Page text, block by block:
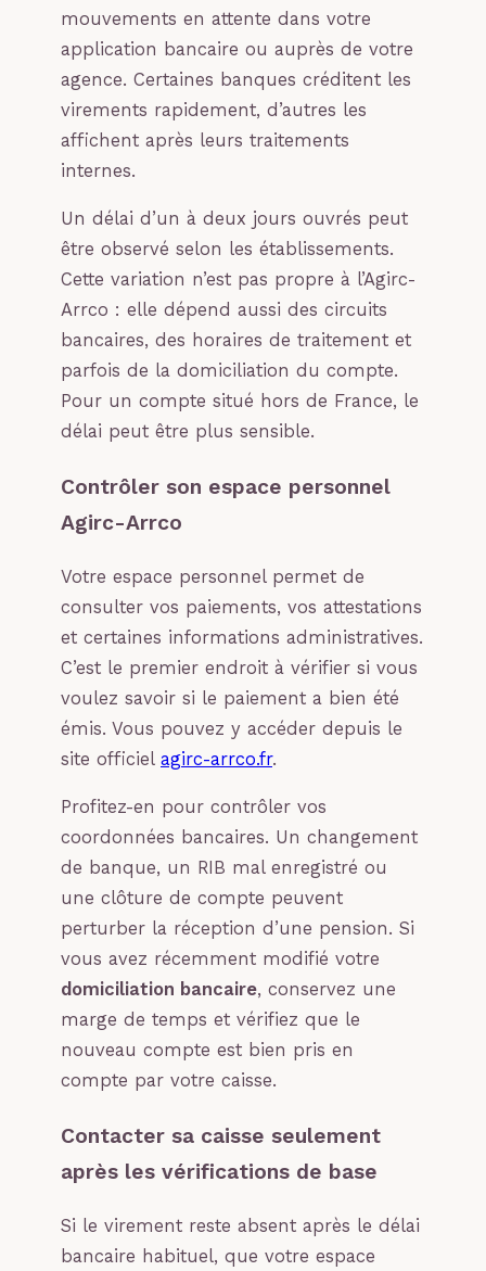
mouvements en attente dans votre
application bancaire ou auprès de votre
agence. Certaines banques créditent les
virements rapidement, d’autres les
affichent après leurs traitements
internes.
Un délai d’un à deux jours ouvrés peut
être observé selon les établissements.
Cette variation n’est pas propre à l’Agirc-
Arrco : elle dépend aussi des circuits
bancaires, des horaires de traitement et
parfois de la domiciliation du compte.
Pour un compte situé hors de France, le
délai peut être plus sensible.
Contrôler son espace personnel
Agirc-Arrco
Votre espace personnel permet de
consulter vos paiements, vos attestations
et certaines informations administratives.
C’est le premier endroit à vérifier si vous
voulez savoir si le paiement a bien été
émis. Vous pouvez y accéder depuis le
site officiel agirc-arrco.fr.
Profitez-en pour contrôler vos
coordonnées bancaires. Un changement
de banque, un RIB mal enregistré ou
une clôture de compte peuvent
perturber la réception d’une pension. Si
vous avez récemment modifié votre
domiciliation bancaire, conservez une
marge de temps et vérifiez que le
nouveau compte est bien pris en
compte par votre caisse.
Contacter sa caisse seulement
après les vérifications de base
Si le virement reste absent après le délai
bancaire habituel, que votre espace